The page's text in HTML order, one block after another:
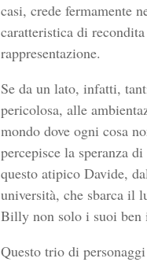
casi, crede fermamente
caratteristica di
rappresentazione.
Se da un lato, infatti,
pericolosa, alle
mondo dove ogni cosa
percepisce la speranza
questo atipico Davide,
università, che sbarca il
Billy non solo i suoi ben
Questo trio di